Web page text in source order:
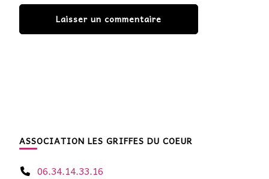
ASSOCIATION LES GRIFFES DU COEUR
06.34.14.33.16